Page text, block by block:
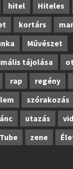
hitel Hiteles
kortárs
Művészet
tájolása
rap regény
szórakozás
utazás
zene